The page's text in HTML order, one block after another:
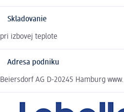
Skladovanie
pri izbovej teplote
Adresa podniku
Beiersdorf AG D-20245 Hamburg